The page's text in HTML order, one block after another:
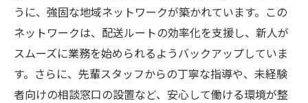
うに、強固な地域ネットワークが築かれています。この
ネットワークは、配送ルートの効率化を支援し、新人が
スムーズに業務を始められるようバックアップしていま
す。さらに、先輩スタッフからの丁寧な指導や、未経験
者向けの相談窓口の設置など、安心して働ける環境が整